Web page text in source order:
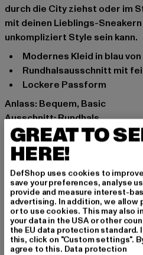
durch die City ziehst oder im
mit deinen Lieblings-Sneakern
unkompliziert Style sein kann.
Modernes Kleid in blau
Rundhalsausschnitt mit
Lockere Passform
Anlass: Bequem, Basic
Ausschnitt: Rundhals
Ärmelart: Kurzarm
Schnitt: Locker
Marke: Urban Classics
Kat.: Bekleidung
Farbe: blau
Hersteller Farbe: violablue
Materialzusammensetzung:
Art.Nr: TB5040-03679
GREAT TO
HERE!
DefShop uses cookies to
save your preferences, analyse
provide and measure interest-
advertising. In addition, we
or to use cookies. This may also
your data in the USA or other
the EU data protection standard.
this, click on "Custom settings".
agree to this. Data protection